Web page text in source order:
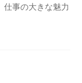
仕事の大きな魅力